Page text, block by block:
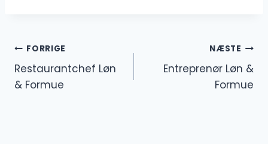
Indlægsnavigation
FORRIGE
Restaurantchef Løn
& Formue
NÆSTE
Entreprenør Løn &
Formue